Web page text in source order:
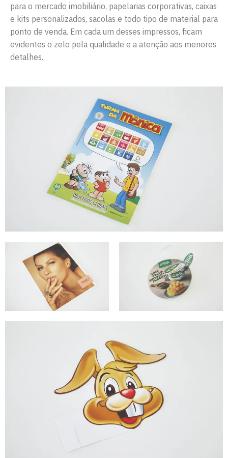
para o mercado imobiliário, papelarias corporativas, caixas
e kits personalizados, sacolas e todo tipo de material para
ponto de venda. Em cada um desses impressos, ficam
evidentes o zelo pela qualidade e a atenção aos menores
detalhes.